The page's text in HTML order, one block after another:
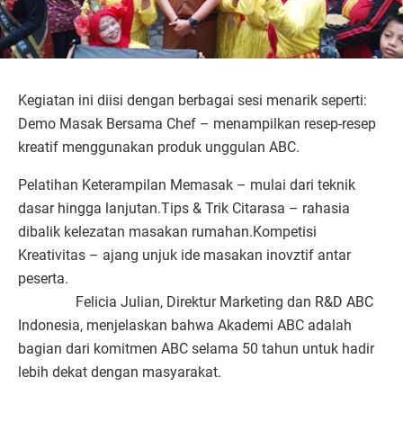
Kegiatan ini diisi dengan berbagai sesi menarik seperti:
Demo Masak Bersama Chef – menampilkan resep-resep
kreatif menggunakan produk unggulan ABC.
Pelatihan Keterampilan Memasak – mulai dari teknik
dasar hingga lanjutan.Tips & Trik Citarasa – rahasia
dibalik kelezatan masakan rumahan.Kompetisi
Kreativitas – ajang unjuk ide masakan inovztif antar
peserta.
Felicia Julian, Direktur Marketing dan R&D ABC
Indonesia, menjelaskan bahwa Akademi ABC adalah
bagian dari komitmen ABC selama 50 tahun untuk hadir
lebih dekat dengan masyarakat.